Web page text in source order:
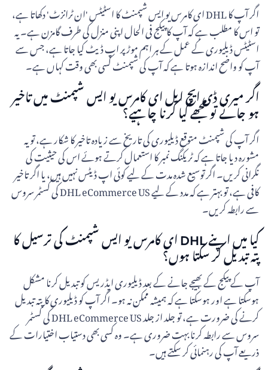
اگر آپ کا DHL ای کامرس یو ایس شپمنٹ کا اسٹیٹس 'ان ٹرانزٹ' دکھاتا ہے،
تو اس کا مطلب ہے کہ آپ کا پیکج فی الحال اپنی منزل کی طرف گامزن ہے۔ یہ
اسٹیٹس ڈیلیوری کے عمل کے ہر اہم موڑ پر اپ ڈیٹ کیا جاتا ہے، جس سے
آپ کو واضح اندازہ ہوتا ہے کہ آپ کی شپمنٹ کسی بھی وقت کہاں ہے۔
اگر میری ڈی ایچ ایل ای کامرس یو ایس شپمنٹ میں تاخیر
ہو جائے تو مجھے کیا کرنا چاہیے؟
اگر آپ کی شپمنٹ متوقع ڈیلیوری کی تاریخ سے زیادہ تاخیر کا شکار ہے، تو یہ
مشورہ دیا جاتا ہے کہ ٹریکنگ نمبر کا استعمال کرتے ہوئے اس کی حیثیت کی
نگرانی کریں۔ اگر توسیع شدہ مدت کے لیے کوئی اپ ڈیٹس نہیں ہیں، یا اگر تاخیر
کافی ہے، تو بہتر ہے کہ مدد کے لیے DHL eCommerce US کی کسٹمر سروس
سے رابطہ کریں۔
کیا میں اپنے DHL ای کامرس یو ایس شپمنٹ کی ترسیل کا
پتہ تبدیل کر سکتا ہوں؟
آپ کے پیکج کے بھیجے جانے کے بعد ڈیلیوری ایڈریس کو تبدیل کرنا مشکل
ہوسکتا ہے اور ہوسکتا ہے کہ ہمیشہ ممکن نہ ہو۔ اگر آپ کو ڈیلیوری کا پتہ تبدیل
کرنے کی ضرورت ہے، تو جلد از جلد DHL eCommerce US کی کسٹمر
سروس سے رابطہ کرنا بہت ضروری ہے۔ وہ کسی بھی دستیاب اختیارات کے
ذریعے آپ کی رہنمائی کر سکتے ہیں۔